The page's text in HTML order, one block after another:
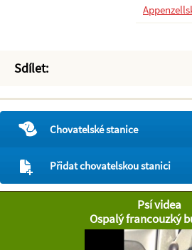
Sdílet:
Chovatelské stanice
Přidat chovatelskou stanici
Psí videa
Ospalý francouzký